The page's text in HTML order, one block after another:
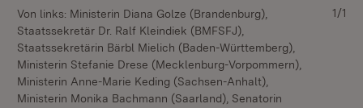
Von links: Ministerin Diana Golze (Brandenburg),
Staatssekretär Dr. Ralf Kleindiek (BMFSFJ),
Staatssekretärin Bärbl Mielich (Baden-Württemberg),
Ministerin Stefanie Drese (Mecklenburg-Vorpommern),
Ministerin Anne-Marie Keding (Sachsen-Anhalt),
Ministerin Monika Bachmann (Saarland), Senatorin
1/1